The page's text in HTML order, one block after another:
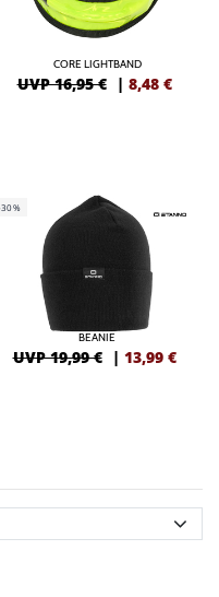
CORE LIGHTBAND
UVP 16,95 € | 8,48 €
BEANIE
UVP 19,99 € | 13,99 €